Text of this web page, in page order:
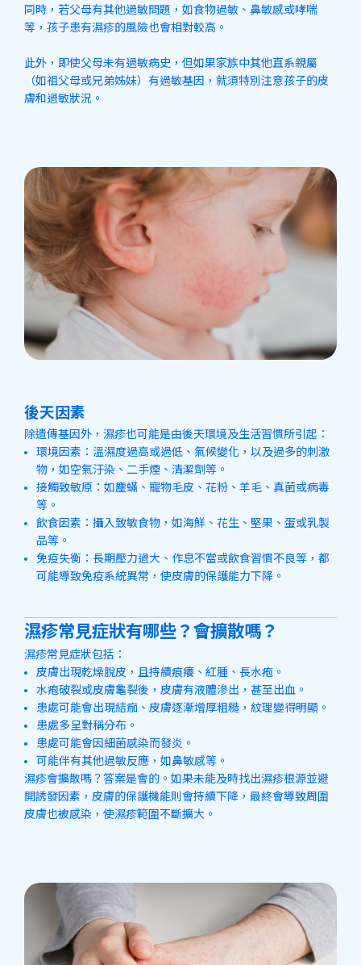
同時，若父母有其他過敏問題，如食物過敏、鼻敏感或哮喘
等，孩子患有濕疹的風險也會相對較高。
此外，即使父母未有過敏病史，但如果家族中其他直系親屬
（如祖父母或兄弟姊妹）有過敏基因，就須特別注意孩子的皮
膚和過敏狀況。
後天因素
除遺傳基因外，濕疹也可能是由後天環境及生活習慣所引起：
環境因素：溫濕度過高或過低、氣候變化，以及過多的刺激
物，如空氣汙染、二手煙、清潔劑等。
接觸致敏原：如塵蟎、寵物毛皮、花粉、羊毛、真菌或病毒
等。
飲食因素：攝入致敏食物，如海鮮、花生、堅果、蛋或乳製
品等。
免疫失衡：長期壓力過大、作息不當或飲食習慣不良等，都
可能導致免疫系統異常，使皮膚的保護能力下降。
濕疹常見症狀有哪些？會擴散嗎？
濕疹常見症狀包括：
皮膚出現乾燥脫皮，且持續痕癢、紅腫、長水疱。
水疱破裂或皮膚龜裂後，皮膚有液體滲出，甚至出血。
患處可能會出現結痂、皮膚逐漸增厚粗糙，紋理變得明顯。
患處多呈對稱分布。
患處可能會因細菌感染而發炎。
可能伴有其他過敏反應，如鼻敏感等。
濕疹會擴散嗎？答案是會的。如果未能及時找出濕疹根源並避
開誘發因素，皮膚的保護機能則會持續下降，最終會導致周圍
皮膚也被感染，使濕疹範圍不斷擴大。